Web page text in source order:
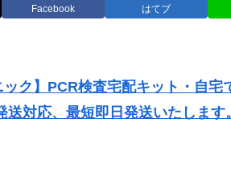
Facebook はてブ
ック】PCR検査宅配キット・自
対応、最短即日発送いたします。